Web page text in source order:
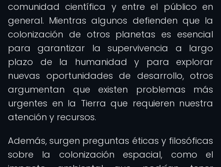
comunidad científica y entre el público en
general. Mientras algunos defienden que la
colonización de otros planetas es esencial
para garantizar la supervivencia a largo
plazo de la humanidad y para explorar
nuevas oportunidades de desarrollo, otros
argumentan que existen problemas más
urgentes en la Tierra que requieren nuestra
atención y recursos.
Además, surgen preguntas éticas y filosóficas
sobre la colonización espacial, como el